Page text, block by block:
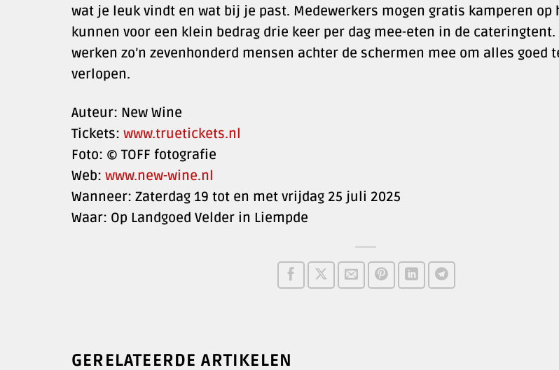
wat je leuk vindt en wat bij je past. Medewerkers mogen gratis kamperen op
kunnen voor een klein bedrag drie keer per dag mee-eten in de cateringtent.
werken zo’n zevenhonderd mensen achter de schermen mee om alles goed
verlopen.
Auteur: New Wine
Tickets: www.truetickets.nl
Foto: © TOFF fotografie
Web: www.new-wine.nl
Wanneer: Zaterdag 19 tot en met vrijdag 25 juli 2025
Waar: Op Landgoed Velder in Liempde
GERELATEERDE ARTIKELEN